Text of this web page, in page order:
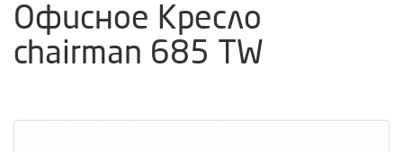
Офисное Кресло
chairman 685 TW